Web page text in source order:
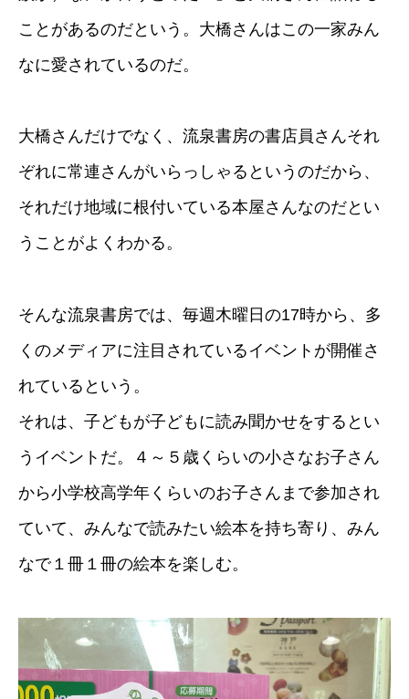
ことがあるのだという。大橋さんはこの一家みん
なに愛されているのだ。
大橋さんだけでなく、流泉書房の書店員さんそれ
ぞれに常連さんがいらっしゃるというのだから、
それだけ地域に根付いている本屋さんなのだとい
うことがよくわかる。
そんな流泉書房では、毎週木曜日の17時から、多
くのメディアに注目されているイベントが開催さ
れているという。
それは、子どもが子どもに読み聞かせをするとい
うイベントだ。４～５歳くらいの小さなお子さん
から小学校高学年くらいのお子さんまで参加され
ていて、みんなで読みたい絵本を持ち寄り、みん
なで１冊１冊の絵本を楽しむ。